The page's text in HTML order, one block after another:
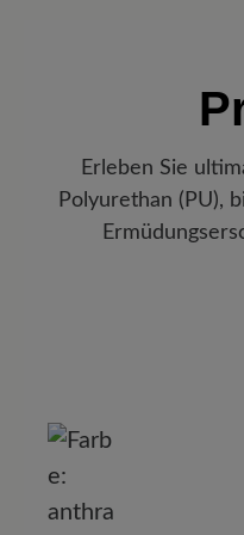
Erleben Sie
Polyurethan (PU),